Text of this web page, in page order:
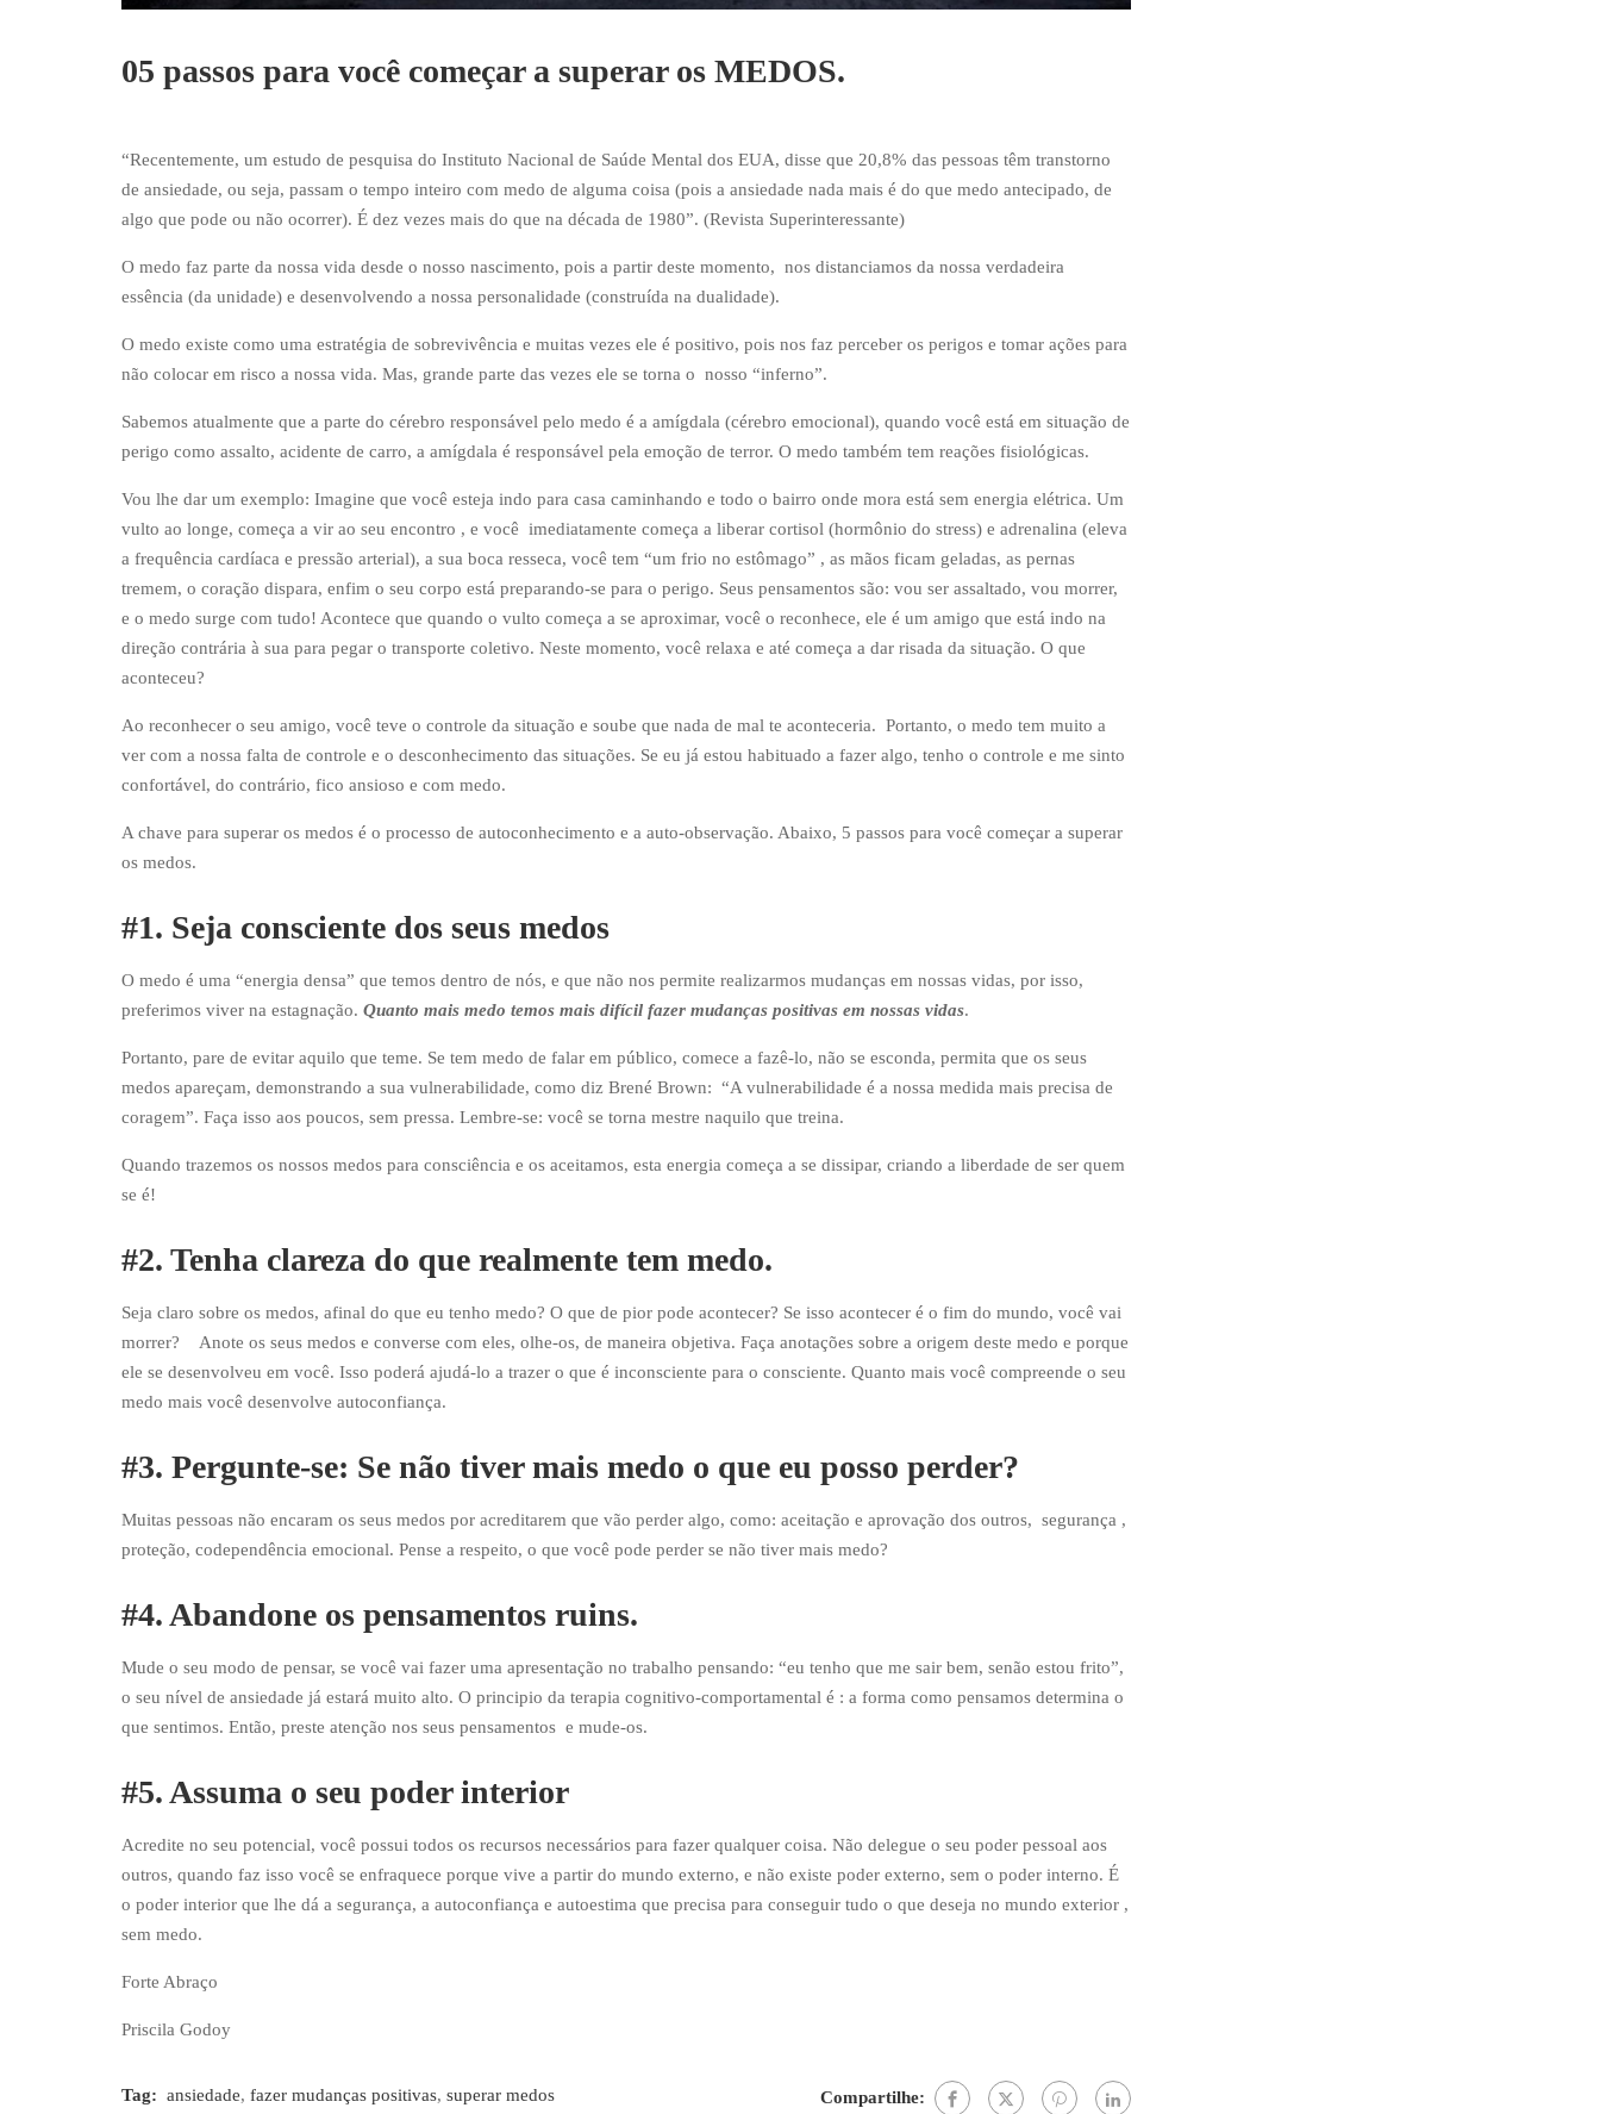
05 passos para você começar a superar os MEDOS.
“Recentemente, um estudo de pesquisa do Instituto Nacional de Saúde Mental dos EUA, disse que 20,8% das pessoas têm transtorno
de ansiedade, ou seja, passam o tempo inteiro com medo de alguma coisa (pois a ansiedade nada mais é do que medo antecipado, de
algo que pode ou não ocorrer). É dez vezes mais do que na década de 1980”. (Revista Superinteressante)
O medo faz parte da nossa vida desde o nosso nascimento, pois a partir deste momento, nos distanciamos da nossa verdadeira
essência (da unidade) e desenvolvendo a nossa personalidade (construída na dualidade).
O medo existe como uma estratégia de sobrevivência e muitas vezes ele é positivo, pois nos faz perceber os perigos e tomar ações para
não colocar em risco a nossa vida. Mas, grande parte das vezes ele se torna o nosso “inferno”.
Sabemos atualmente que a parte do cérebro responsável pelo medo é a amígdala (cérebro emocional), quando você está em situação de
perigo como assalto, acidente de carro, a amígdala é responsável pela emoção de terror. O medo também tem reações fisiológicas.
Vou lhe dar um exemplo: Imagine que você esteja indo para casa caminhando e todo o bairro onde mora está sem energia elétrica. Um
vulto ao longe, começa a vir ao seu encontro , e você imediatamente começa a liberar cortisol (hormônio do stress) e adrenalina (eleva
a frequência cardíaca e pressão arterial), a sua boca resseca, você tem “um frio no estômago” , as mãos ficam geladas, as pernas
tremem, o coração dispara, enfim o seu corpo está preparando-se para o perigo. Seus pensamentos são: vou ser assaltado, vou morrer,
e o medo surge com tudo! Acontece que quando o vulto começa a se aproximar, você o reconhece, ele é um amigo que está indo na
direção contrária à sua para pegar o transporte coletivo. Neste momento, você relaxa e até começa a dar risada da situação. O que
aconteceu?
Ao reconhecer o seu amigo, você teve o controle da situação e soube que nada de mal te aconteceria. Portanto, o medo tem muito a
ver com a nossa falta de controle e o desconhecimento das situações. Se eu já estou habituado a fazer algo, tenho o controle e me sinto
confortável, do contrário, fico ansioso e com medo.
A chave para superar os medos é o processo de autoconhecimento e a auto-observação. Abaixo, 5 passos para você começar a superar
os medos.
#1. Seja consciente dos seus medos
O medo é uma “energia densa” que temos dentro de nós, e que não nos permite realizarmos mudanças em nossas vidas, por isso,
preferimos viver na estagnação. Quanto mais medo temos mais difícil fazer mudanças positivas em nossas vidas.
Portanto, pare de evitar aquilo que teme. Se tem medo de falar em público, comece a fazê-lo, não se esconda, permita que os seus
medos apareçam, demonstrando a sua vulnerabilidade, como diz Brené Brown: “A vulnerabilidade é a nossa medida mais precisa de
coragem”. Faça isso aos poucos, sem pressa. Lembre-se: você se torna mestre naquilo que treina.
Quando trazemos os nossos medos para consciência e os aceitamos, esta energia começa a se dissipar, criando a liberdade de ser quem
se é!
#2. Tenha clareza do que realmente tem medo.
Seja claro sobre os medos, afinal do que eu tenho medo? O que de pior pode acontecer? Se isso acontecer é o fim do mundo, você vai
morrer? Anote os seus medos e converse com eles, olhe-os, de maneira objetiva. Faça anotações sobre a origem deste medo e porque
ele se desenvolveu em você. Isso poderá ajudá-lo a trazer o que é inconsciente para o consciente. Quanto mais você compreende o seu
medo mais você desenvolve autoconfiança.
#3. Pergunte-se: Se não tiver mais medo o que eu posso perder?
Muitas pessoas não encaram os seus medos por acreditarem que vão perder algo, como: aceitação e aprovação dos outros, segurança ,
proteção, codependência emocional. Pense a respeito, o que você pode perder se não tiver mais medo?
#4. Abandone os pensamentos ruins.
Mude o seu modo de pensar, se você vai fazer uma apresentação no trabalho pensando: “eu tenho que me sair bem, senão estou frito”,
o seu nível de ansiedade já estará muito alto. O principio da terapia cognitivo-comportamental é : a forma como pensamos determina o
que sentimos. Então, preste atenção nos seus pensamentos e mude-os.
#5. Assuma o seu poder interior
Acredite no seu potencial, você possui todos os recursos necessários para fazer qualquer coisa. Não delegue o seu poder pessoal aos
outros, quando faz isso você se enfraquece porque vive a partir do mundo externo, e não existe poder externo, sem o poder interno. É
o poder interior que lhe dá a segurança, a autoconfiança e autoestima que precisa para conseguir tudo o que deseja no mundo exterior ,
sem medo.
Forte Abraço
Priscila Godoy
Tag: ansiedade, fazer mudanças positivas, superar medos Compartilhe: